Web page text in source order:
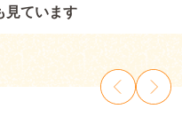
見ています